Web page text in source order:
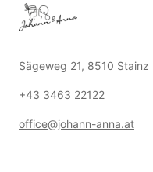
Sägeweg 21, 8510 Stainz
+43 3463 22122
office@johann-anna.at